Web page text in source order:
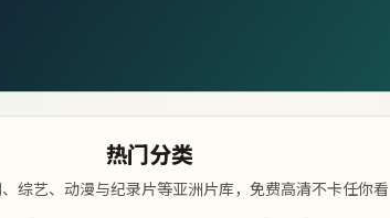
热门分类
综艺、动漫与纪录片等亚洲片库，免费高清不卡任你看